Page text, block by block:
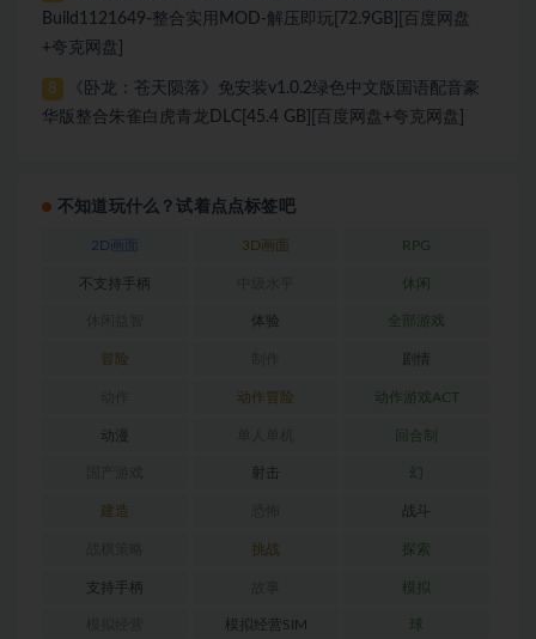
Build1121649-整合实用MOD-解压即玩[72.9GB][百度网盘
+夸克网盘]
8
《卧龙：苍天陨落》免安装v1.0.2绿色中文版国语配音豪
华版整合朱雀白虎青龙DLC[45.4 GB][百度网盘+夸克网盘]
不知道玩什么？试着点点标签吧
2D画面 3D画面 RPG
不支持手柄 休闲
体验 全部游戏
冒险 剧情
动作冒险 动作游戏ACT
动漫 回合制
射击 幻
建造 战斗
挑战 探索
支持手柄 模拟
模拟经营SIM 球